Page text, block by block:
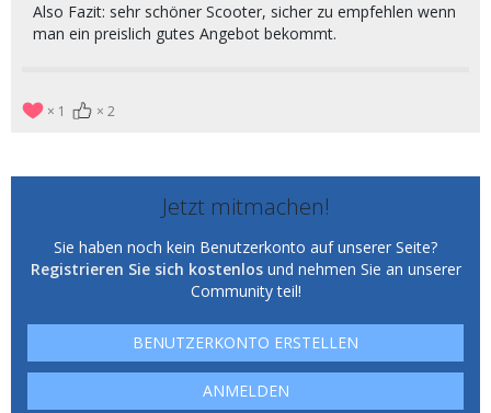
Also Fazit: sehr schöner Scooter, sicher zu empfehlen wenn
man ein preislich gutes Angebot bekommt.
1 2
Jetzt mitmachen!
Sie haben noch kein Benutzerkonto auf unserer Seite?
Registrieren Sie sich kostenlosund nehmen Sie an unserer
Community teil!
BENUTZERKONTO ERSTELLEN
ANMELDEN